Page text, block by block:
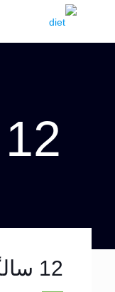
12 سالگی
12 سالگی